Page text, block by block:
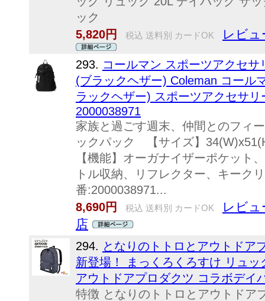
ック
5,820円
税込 送料別 カードOK レビュ
293. コールマン スポーツアクセ
(ブラックヘザー) Coleman コール
ラックヘザー) スポーツアクセサ
2000038971
家族と過ごす週末、仲間とのフィ
ックパック 【サイズ】
【機能】オーガナイザーポケット
トル収納、リフレクター、キー
番:2000038971...
8,690円
税込 送料別 カードOK
レビュ
店
294. となりのトトロとアウトドア
新登場！ まっくろくろすけ リュ
アウトドアプロダクツ コラボデイ
特徴 となりのトトロとアウトドア